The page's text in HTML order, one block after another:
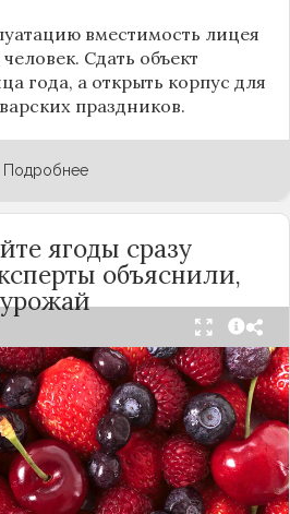
вместимость лицея
Сдать объект
года, а открыть корпус для
праздников.
Подробнее
ягоды сразу
объяснили,
сбора может обернуться
Как отмечает канал
плодов есть
налёт, который играет
Он защищает ягоды
и плесени. При
плоды быстро начинают